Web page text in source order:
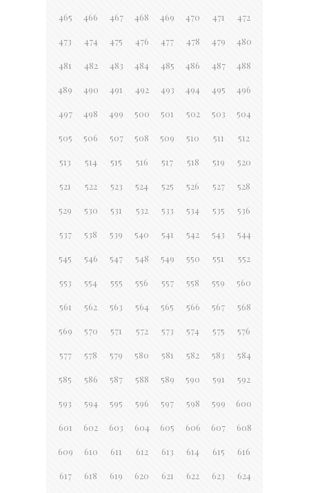
465 466 467 468 469 470 471 472
473 474 475 476 477 478 479 480
481 482 483 484 485 486 487 488
489 490 491 492 493 494 495 496
497 498 499 500 501 502 503 504
505 506 507 508 509 510 511 512
513 514 515 516 517 518 519 520
521 522 523 524 525 526 527 528
529 530 531 532 533 534 535 536
537 538 539 540 541 542 543 544
545 546 547 548 549 550 551 552
553 554 555 556 557 558 559 560
561 562 563 564 565 566 567 568
569 570 571 572 573 574 575 576
577 578 579 580 581 582 583 584
585 586 587 588 589 590 591 592
593 594 595 596 597 598 599 600
601 602 603 604 605 606 607 608
609 610 611 612 613 614 615 616
617 618 619 620 621 622 623 624